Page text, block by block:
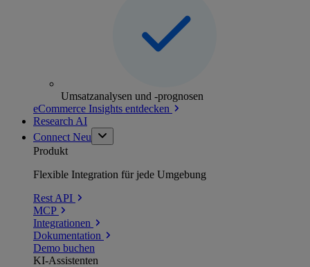
Umsatzanalysen und -prognosen
eCommerce Insights entdecken
Research AI
Connect Neu
Produkt
Flexible Integration für jede Umgebung
Rest API
MCP
Integrationen
Dokumentation
Demo buchen
KI-Assistenten